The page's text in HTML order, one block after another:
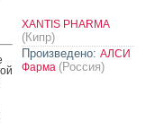
XANTIS PHARMA
(Кипр)
Произведено: АЛСИ
Фарма (Россия)